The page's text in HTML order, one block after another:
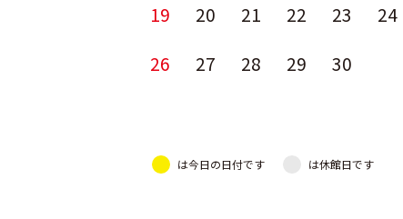
19
20 21 22 23 24
26
27 28 29 30
は今日の日付です は休館日です